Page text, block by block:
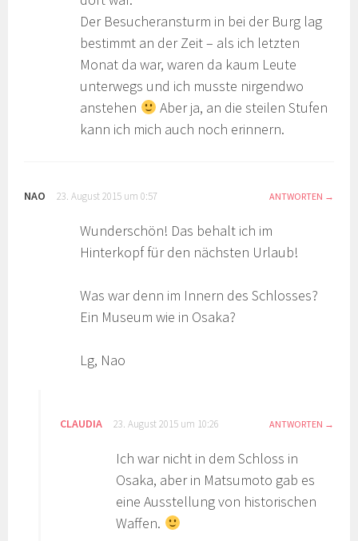
Der Besucheransturm in bei der Burg lag
bestimmt an der Zeit – als ich letzten
Monat da war, waren da kaum Leute
unterwegs und ich musste nirgendwo
anstehen
Aber ja, an die steilen Stufen
kann ich mich auch noch erinnern.
NAO 23. August 2015 um 0:57 ANTWORTEN
Wunderschön! Das behalt ich im
Hinterkopf für den nächsten Urlaub!
Was war denn im Innern des Schlosses?
Ein Museum wie in Osaka?
Lg, Nao
CLAUDIA 23. August 2015 um 10:26 ANTWORTEN
Ich war nicht in dem Schloss in
Osaka, aber in Matsumoto gab es
eine Ausstellung von historischen
Waffen.